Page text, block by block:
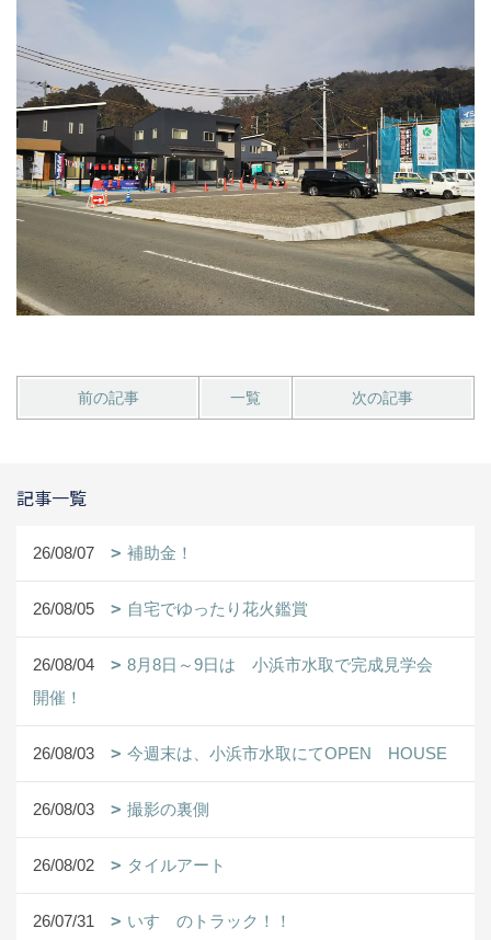
前の記事 一覧 次の記事
記事一覧
26/08/07 補助金！
26/08/05 自宅でゆったり花火鑑賞
26/08/04
8月8日～9日は 小浜市水取で完成見学会
開催！
26/08/03 今週末は、小浜市水取にてOPEN HOUSE
26/08/03 撮影の裏側
26/08/02 タイルアート
26/07/31 いすゞのトラック！！